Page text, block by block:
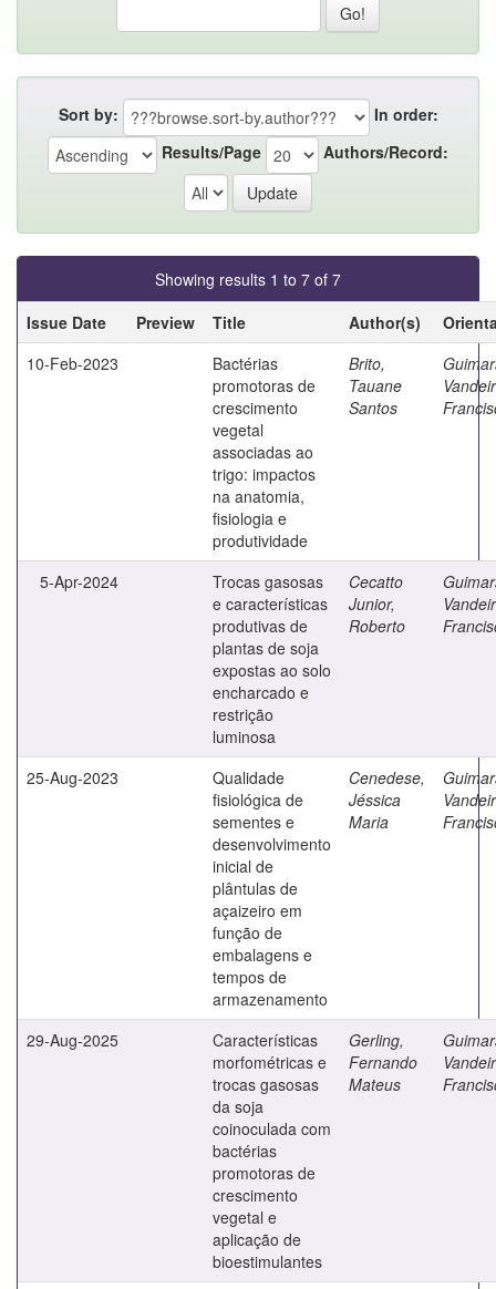
Sort by:
In order:
Results/Page
Authors/Record:
Showing results 1 to 7 of 7
Issue Date
Preview Title Author(s)
10-Feb-2023
Bactérias
promotoras de
crescimento
vegetal
associadas ao
trigo: impactos
na anatomia,
fisiologia e
produtividade
Brito,
Tauane
Santos
Vandeir
5-Apr-2024
Trocas gasosas
e características
produtivas de
plantas de soja
expostas ao solo
encharcado e
restrição
luminosa
Cecatto
Junior,
Roberto
Vandeir
25-Aug-2023
Qualidade
fisiológica de
sementes e
desenvolvimento
inicial de
plântulas de
açaizeiro em
função de
embalagens e
tempos de
armazenamento
Cenedese,
Jéssica
Maria
Vandeir
29-Aug-2025
Características
morfométricas e
trocas gasosas
da soja
coinoculada com
bactérias
promotoras de
crescimento
vegetal e
aplicação de
bioestimulantes
Gerling,
Fernando
Mateus
Vandeir